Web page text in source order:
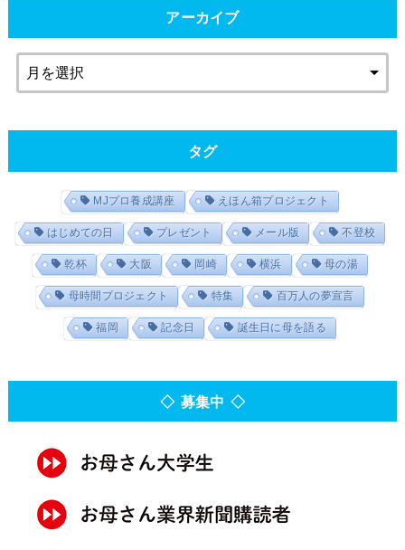
アーカイブ
タグ
MJプロ養成講座 えほん箱プロジェクト
はじめての日 プレゼント メール版 不登校
乾杯 大阪 岡崎 横浜 母の湯
母時間プロジェクト 特集 百万人の夢宣言
福岡 記念日 誕生日に母を語る
◇ 募集中 ◇